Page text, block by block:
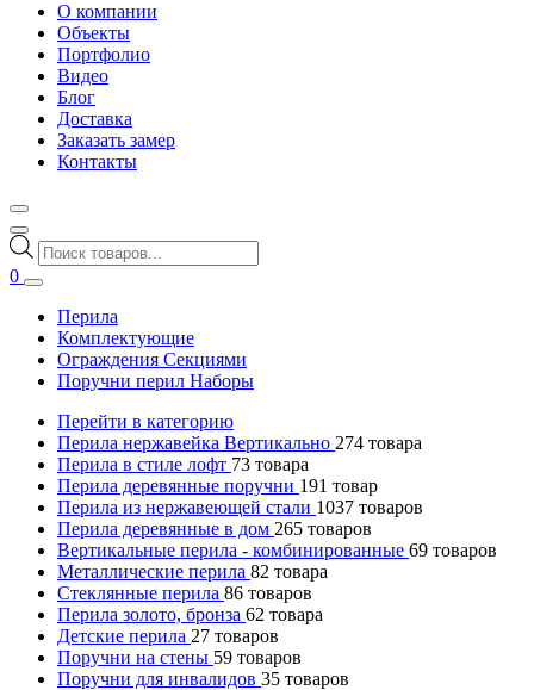
О компании
Объекты
Портфолио
Видео
Блог
Доставка
Заказать замер
Контакты
Поиск
товаров
0
Перила
Комплектующие
Ограждения Секциями
Поручни перил Наборы
Перейти в категорию
Перила нержавейка Вертикально 274 товара
Перила в стиле лофт 73 товара
Перила деревянные поручни 191 товар
Перила из нержавеющей стали 1037 товаров
Перила деревянные в дом 265 товаров
Вертикальные перила - комбинированные 69 товаров
Металлические перила 82 товара
Стеклянные перила 86 товаров
Перила золото, бронза 62 товара
Детские перила 27 товаров
Поручни на стены 59 товаров
Поручни для инвалидов 35 товаров